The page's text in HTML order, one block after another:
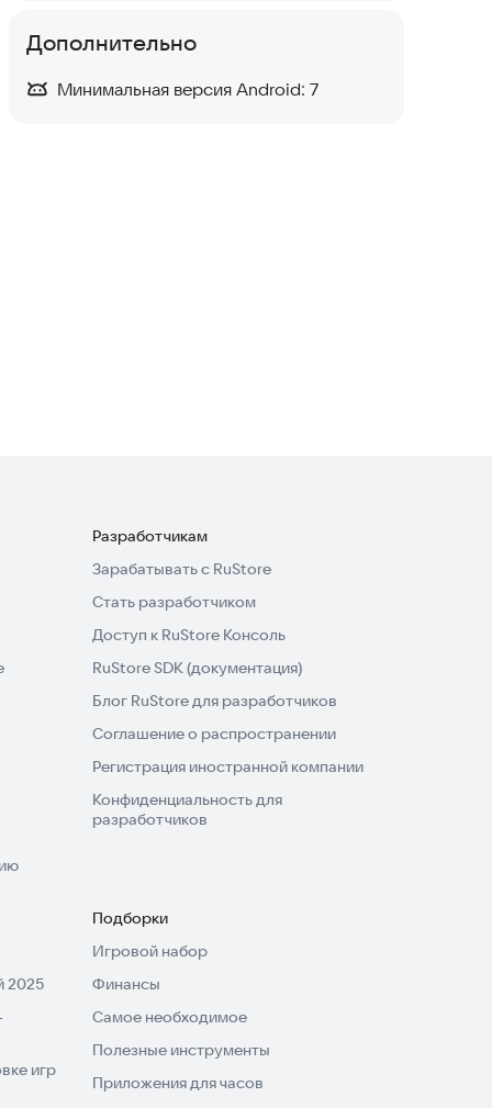
Три кота: День рождения
Дополнительно
Минимальная версия Android: 7
Разработчикам
Зарабатывать с RuStore
Стать разработчиком
Доступ к RuStore Консоль
RuStore SDK (документация)
Блог RuStore для разработчиков
Соглашение о распространении
Регистрация иностранной компании
Конфиденциальность для
разработчиков
2025
игр
Подборки
Игровой набор
Финансы
Самое необходимое
Полезные инструменты
Приложения для часов